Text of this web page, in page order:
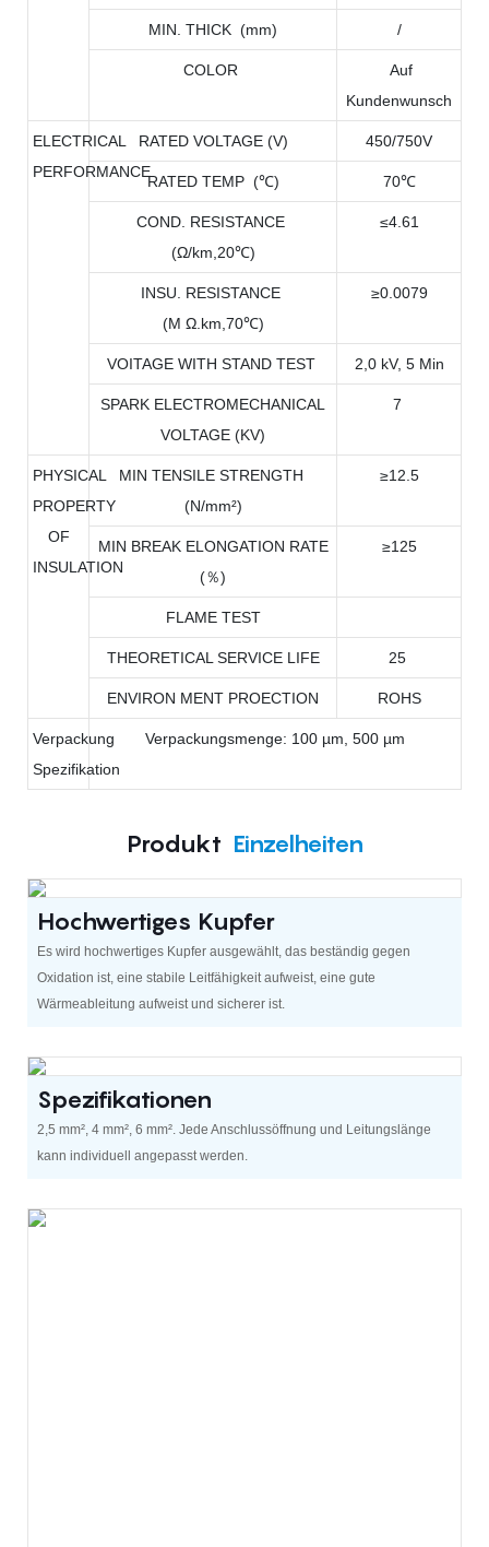
MIN. THICK (mm) /
COLOR
Auf
Kundenwunsch
ELECTRICAL
PERFORMANCE
RATED VOLTAGE (V) 450/750V
RATED TEMP (℃) 70℃
COND. RESISTANCE
(Ω/km,20℃)
≤4.61
INSU. RESISTANCE
(M Ω.km,70℃)
≥0.0079
VOITAGE WITH STAND TEST 2,0 kV, 5 Min
SPARK ELECTROMECHANICAL
VOLTAGE (KV)
7
PHYSICAL
PROPERTY
OF
INSULATION
MIN TENSILE STRENGTH
(N/mm²)
≥12.5
MIN BREAK ELONGATION RATE
(％)
≥125
FLAME TEST
THEORETICAL SERVICE LIFE 25
ENVIRON MENT PROECTION ROHS
Verpackung
Spezifikation
Verpackungsmenge: 100 µm, 500 µm
Produkt Einzelheiten
Hochwertiges Kupfer
Es wird hochwertiges Kupfer ausgewählt, das beständig gegen
Oxidation ist, eine stabile Leitfähigkeit aufweist, eine gute
Wärmeableitung aufweist und sicherer ist.
Spezifikationen
2,5 mm², 4 mm², 6 mm². Jede Anschlussöffnung und Leitungslänge
kann individuell angepasst werden.